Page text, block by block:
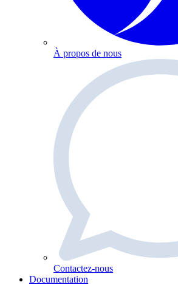
À propos de nous
Contactez-nous
Documentation